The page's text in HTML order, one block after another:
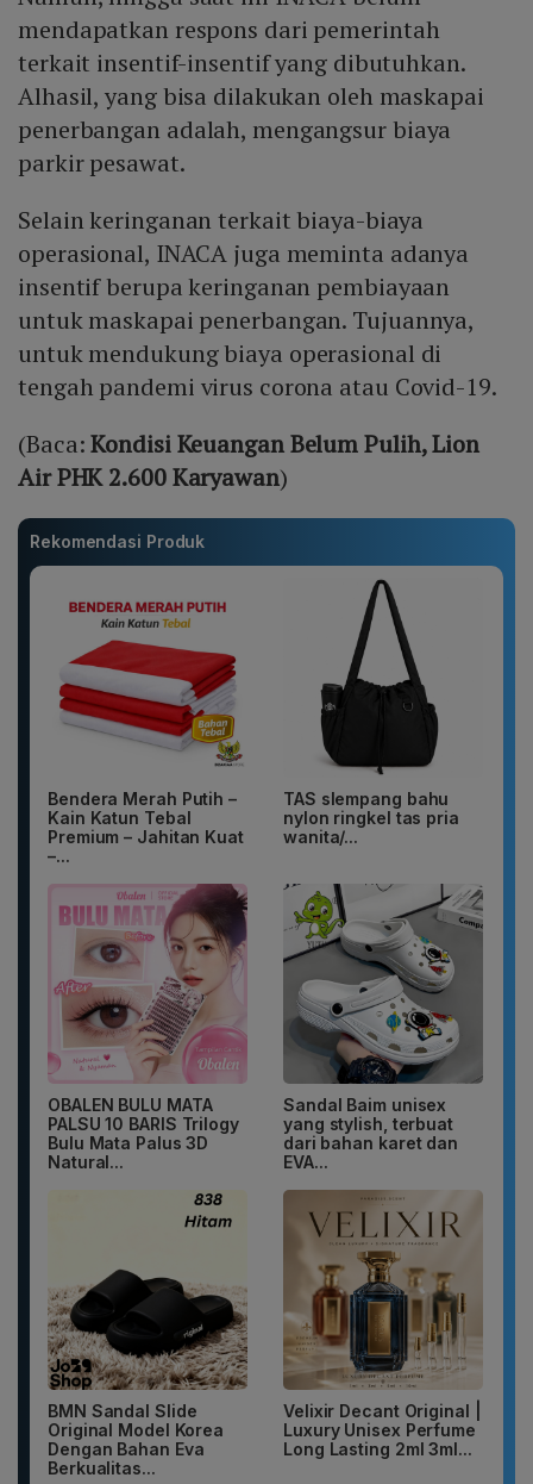
mendapatkan respons dari pemerintah
terkait insentif-insentif yang dibutuhkan.
Alhasil, yang bisa dilakukan oleh maskapai
penerbangan adalah, mengangsur biaya
parkir pesawat.
Selain keringanan terkait biaya-biaya
operasional, INACA juga meminta adanya
insentif berupa keringanan pembiayaan
untuk maskapai penerbangan. Tujuannya,
untuk mendukung biaya operasional di
tengah pandemi virus corona atau Covid-19.
(Baca:Kondisi Keuangan Belum Pulih, Lion
Air PHK 2.600 Karyawan)
Rekomendasi Produk
Bendera Merah Putih –
Kain Katun Tebal
Premium – Jahitan Kuat
–...
TAS slempang bahu
nylon ringkel tas pria
wanita/...
OBALEN BULU MATA
PALSU 10 BARIS Trilogy
Bulu Mata Palus 3D
Natural...
Sandal Baim unisex
yang stylish, terbuat
dari bahan karet dan
EVA...
BMN Sandal Slide
Original Model Korea
Dengan Bahan Eva
Berkualitas...
Velixir Decant Original |
Luxury Unisex Perfume
Long Lasting 2ml 3ml...